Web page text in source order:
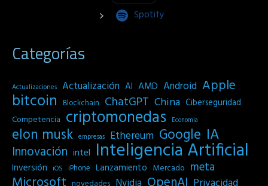
Spotify
Categorías
Actualizaciones Actualización AI AMD Android Apple
bitcoin Blockchain ChatGPT China Ciberseguridad
Competencia criptomonedas Economia
elon musk empresas Ethereum Google IA
Innovación intel Inteligencia Artificial
Inversión iOS iPhone Lanzamiento Mercado meta